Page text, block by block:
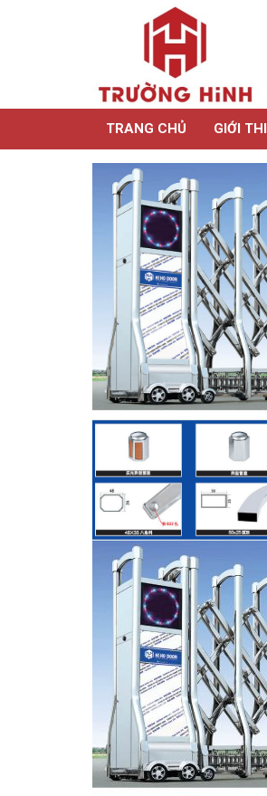
TRANG CHỦ GIỚI